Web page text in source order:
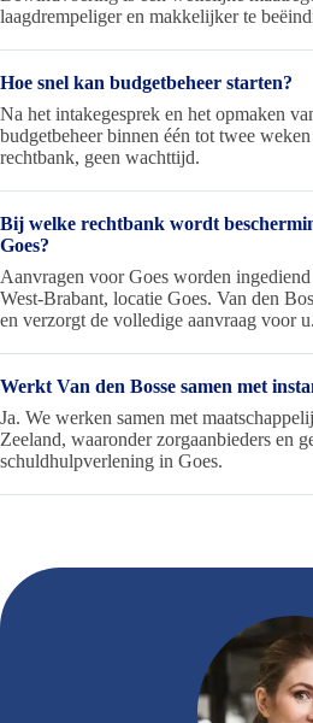
laagdrempeliger en makkelijker te
Hoe snel kan budgetbeheer starten?
Na het intakegesprek en het opmaken
budgetbeheer binnen één tot twee
rechtbank, geen wachttijd.
Bij welke rechtbank wordt
Goes?
Aanvragen voor Goes worden
West-Brabant, locatie Goes. Van den
en verzorgt de volledige aanvraag voor u.
Werkt Van den Bosse samen met
Ja. We werken samen met
Zeeland, waaronder zorgaanbieders en
schuldhulpverlening in Goes.